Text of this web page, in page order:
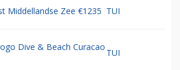
Middellandse Zee €1235 TUI
Dive & Beach Curacao
TUI